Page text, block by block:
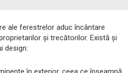
ale ferestrelor aduc încântare
și trecătorilor. Există și
design: